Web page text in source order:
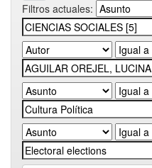
Filtros actuales: